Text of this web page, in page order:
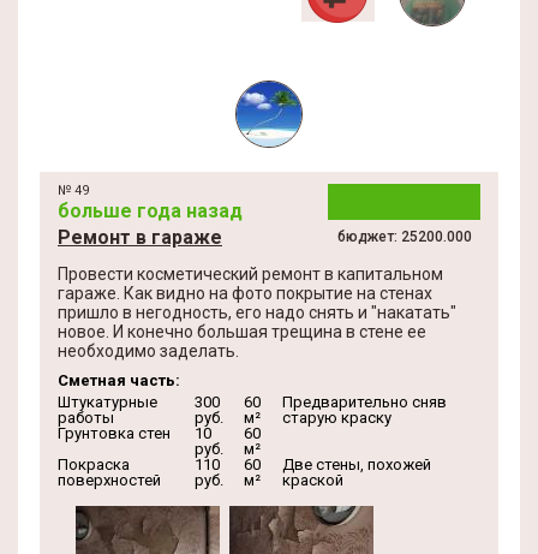
№ 49
больше года назад
Ремонт в гараже
бюджет: 25200.000
Провести косметический ремонт в капитальном
гараже. Как видно на фото покрытие на стенах
пришло в негодность, его надо снять и "накатать"
новое. И конечно большая трещина в стене ее
необходимо заделать.
Сметная часть:
Штукатурные
работы
300
руб.
60
м²
Предварительно сняв
старую краску
Грунтовка стен
10
руб.
60
м²
Покраска
поверхностей
110
руб.
60
м²
Две стены, похожей
краской